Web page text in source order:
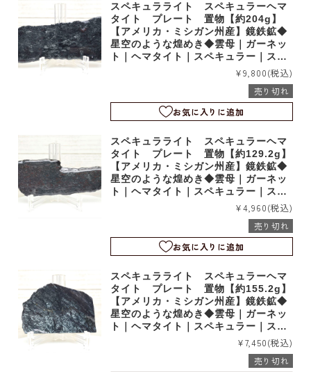
スペキュラライト スペキュラーヘマ
タイト プレート 置物【約204g】
【アメリカ・ミシガン州産】鏡鉄鉱◆
星空のような煌めき◆雲母｜ガーネッ
ト｜ヘマタイト｜スペキュラー｜スラ
¥9,800(税込)
売り切れ
お気に入りに追加
スペキュラライト スペキュラーヘマ
タイト プレート 置物【約129.2g】
【アメリカ・ミシガン州産】鏡鉄鉱◆
星空のような煌めき◆雲母｜ガーネッ
ト｜ヘマタイト｜スペキュラー｜スラ
¥4,960(税込)
売り切れ
お気に入りに追加
スペキュラライト スペキュラーヘマ
タイト プレート 置物【約155.2g】
【アメリカ・ミシガン州産】鏡鉄鉱◆
星空のような煌めき◆雲母｜ガーネッ
ト｜ヘマタイト｜スペキュラー｜スラ
¥7,450(税込)
売り切れ